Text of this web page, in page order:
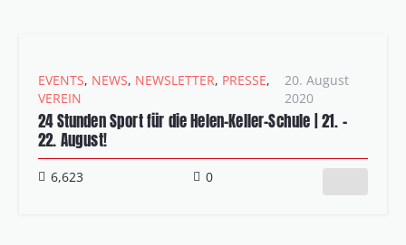
EVENTS, NEWS, NEWSLETTER, PRESSE,
VEREIN
20. August
2020
24 Stunden Sport für die Helen-Keller-Schule | 21. –
22. August!
6,623 0